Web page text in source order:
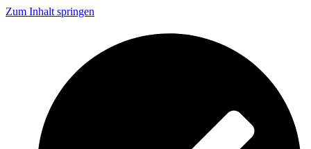
Zum Inhalt springen